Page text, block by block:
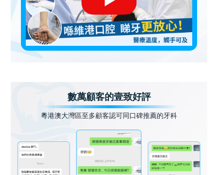
數萬顧客的壹致好評
粵港澳大灣區至多顧客認可同口碑推薦的牙科